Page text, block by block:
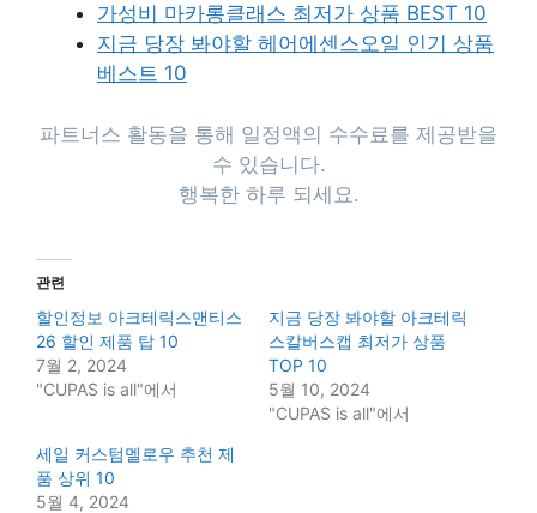
가성비 마카롱클래스 최저가 상품 BEST 10
지금 당장 봐야할 헤어에센스오일 인기 상품
베스트 10
파트너스 활동을 통해 일정액의 수수료를 제공받을
수 있습니다.
행복한 하루 되세요.
관련
할인정보 아크테릭스맨티스
26 할인 제품 탑 10
7월 2, 2024
"CUPAS is all"에서
지금 당장 봐야할 아크테릭
스칼버스캡 최저가 상품
TOP 10
5월 10, 2024
"CUPAS is all"에서
세일 커스텀멜로우 추천 제
품 상위 10
5월 4, 2024